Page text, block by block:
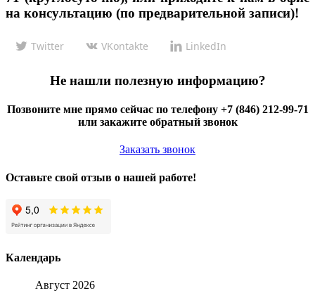
на консультацию (по предварительной записи)!
Twitter VKontakte LinkedIn
Не нашли полезную информацию?
Позвоните мне прямо сейчас по телефону +7 (846) 212-99-71
или закажите обратный звонок
Заказать звонок
Оставьте свой отзыв о нашей работе!
Календарь
Август 2026